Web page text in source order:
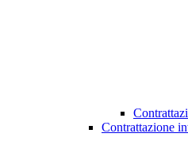
Contrattazione